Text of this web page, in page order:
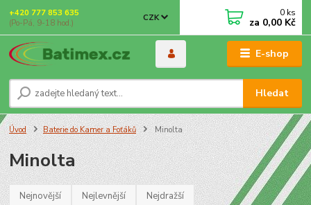
E-shop
CZK
Hledat
+420 777 853 635
(Po-Pá, 9-18 hod.)
0 ks
za 0,00 Kč
Úvod Baterie do Kamer a Foťáků Minolta
Minolta
Nejnovější Nejlevnější Nejdražší